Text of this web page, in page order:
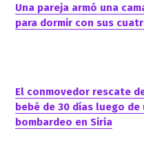
Una pareja armó una
para dormir con sus
El conmovedor rescate
bebé de 30 días luego de
bombardeo en Siria